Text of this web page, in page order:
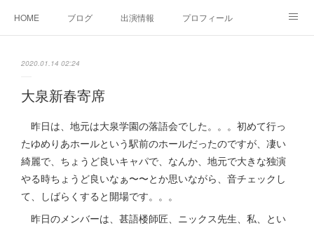
HOME ブログ 出演情報 プロフィール
2020.01.14 02:24
大泉新春寄席
昨日は、地元は大泉学園の落語会でした。。。初めて行っ
たゆめりあホールという駅前のホールだったのですが、凄い
綺麗で、ちょうど良いキャパで、なんか、地元で大きな独演
やる時ちょうど良いなぁ〜〜とか思いながら、音チェックし
て、しばらくすると開場です。。。
昨日のメンバーは、甚語楼師匠、ニックス先生、私、とい